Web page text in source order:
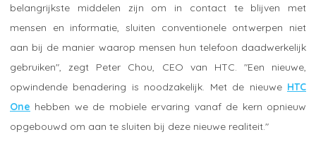
belangrijkste middelen zijn om in contact te blijven met
mensen en informatie, sluiten conventionele ontwerpen niet
aan bij de manier waarop mensen hun telefoon daadwerkelijk
gebruiken", zegt Peter Chou, CEO van HTC. "Een nieuwe,
opwindende benadering is noodzakelijk. Met de nieuwe HTC
One hebben we de mobiele ervaring vanaf de kern opnieuw
opgebouwd om aan te sluiten bij deze nieuwe realiteit."